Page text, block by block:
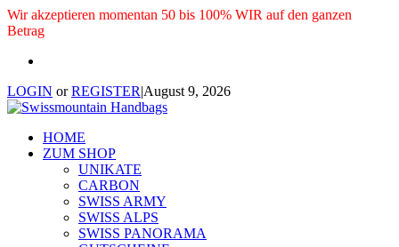
Wir akzeptieren momentan 50 bis 100% WIR auf den ganzen
Betrag
LOGIN orREGISTER|August 9, 2026
HOME
ZUM SHOP
UNIKATE
CARBON
SWISS ARMY
SWISS ALPS
SWISS PANORAMA